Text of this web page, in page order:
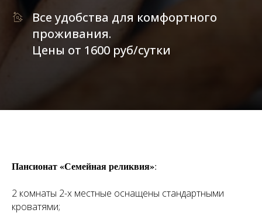
Все удобства для комфортного
проживания.
Цены от 1600 руб/сутки
Пансионат «Семейная реликвия»:
2 комнаты 2-х местные оснащены стандартными
кроватями;